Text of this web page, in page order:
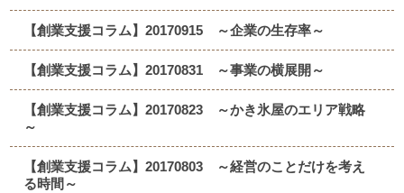
【創業支援コラム】20170915 ～企業の生存率～
【創業支援コラム】20170831 ～事業の横展開～
【創業支援コラム】20170823 ～かき氷屋のエリア戦略
～
【創業支援コラム】20170803 ～経営のことだけを考え
る時間～